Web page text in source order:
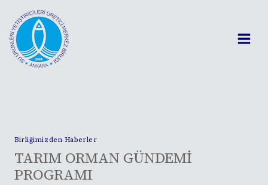
content
Birliğimizden Haberler
TARIM ORMAN GÜNDEMİ
PROGRAMI